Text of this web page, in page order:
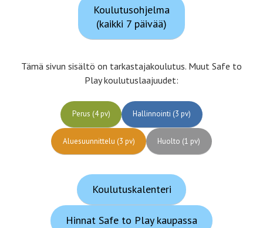
Koulutusohjelma
(kaikki 7 päivää)
Tämä sivun sisältö on tarkastajakoulutus. Muut Safe to
Play koulutuslaajuudet:
Perus (4 pv) Hallinnointi (3 pv)
Aluesuunnittelu (3 pv) Huolto (1 pv)
Koulutuskalenteri
Hinnat Safe to Play kaupassa